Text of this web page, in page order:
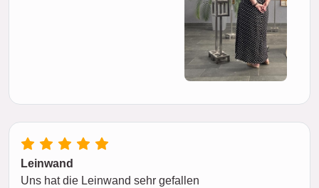
Leinwand
Uns hat die Leinwand sehr gefallen